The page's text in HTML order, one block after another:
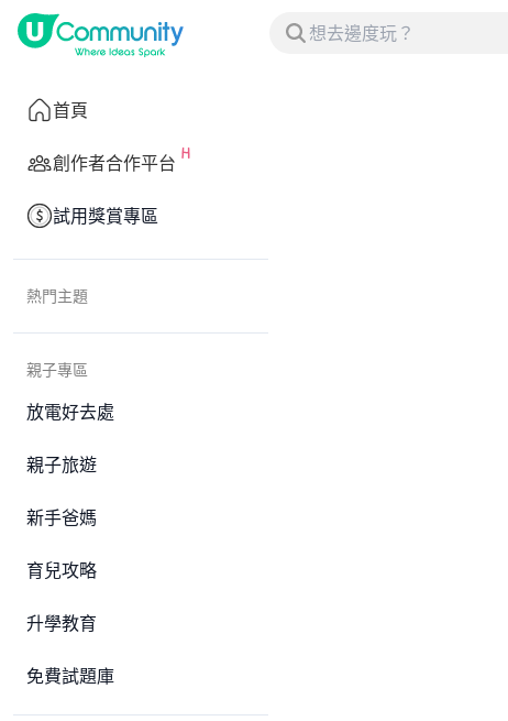
首頁
創作者合作平台
試用獎賞專區
熱門主題
親子專區
放電好去處
親子旅遊
新手爸媽
育兒攻略
升學教育
免費試題庫